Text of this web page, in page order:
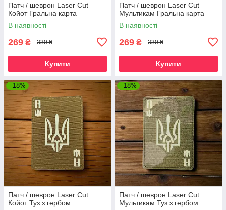
Патч / шеврон Laser Cut
Койот Гральна карта
В наявності
269 ₴ 330 ₴
Купити
Патч / шеврон Laser Cut
Мультикам Гральна карта
В наявності
269 ₴ 330 ₴
Купити
–18%
Патч / шеврон Laser Cut
Койот Туз з гербом
–18%
Патч / шеврон Laser Cut
Мультикам Туз з гербом